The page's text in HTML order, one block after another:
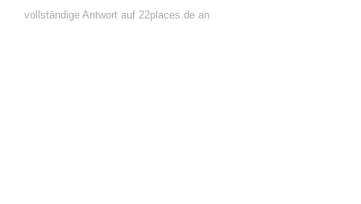
vollständige Antwort auf 22places.de an